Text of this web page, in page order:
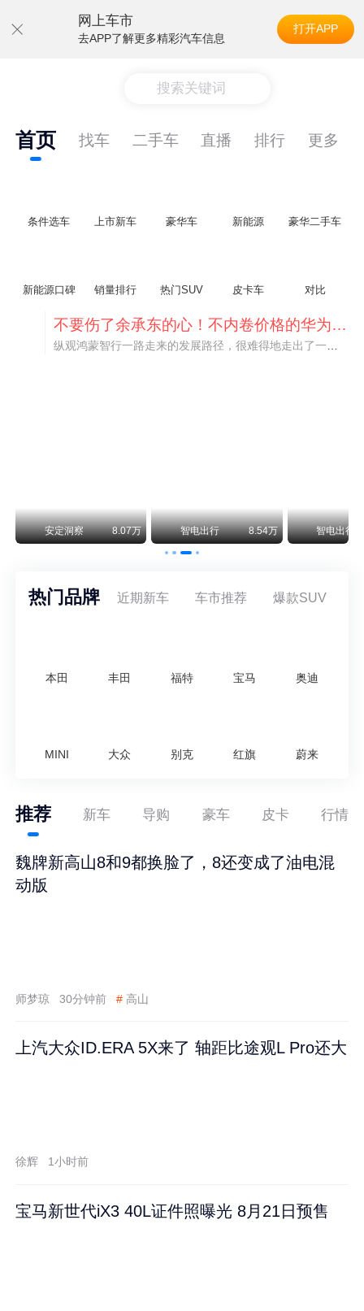
网上车市
去APP了解更多精彩汽车信息
打开APP
搜索关键词
首页 找车 二手车 直播 排行 更多
条件选车 上市新车 豪华车 新能源 豪华二手车
新能源口碑 销量排行 热门SUV 皮卡车 对比
纵观鸿蒙智行一路走来的发展路径，很难得地走出了一条和当下车市截然不同的道路：不靠降价走量、不参与低端价格厮杀，始终以技术迭代、架构创新、智能化体验升级、整车品质突破作为核心驱动力，稳步实现产品价值向上、品牌价格带稳步攀升。
阿斯顿·马丁退出北京市场 三家门店全部关闭
安定洞察 8.07万 智电出行 8.54万 智电出行
热门品牌 近期新车 车市推荐 爆款SUV
本田 丰田 福特 宝马 奥迪
MINI 大众 别克 红旗 蔚来
推荐 新车 导购 豪车 皮卡 行情
魏牌新高山8和9都换脸了，8还变成了油电混
动版
师梦琼 30分钟前 # 高山
上汽大众ID.ERA 5X来了 轴距比途观L Pro还大
徐辉 1小时前
宝马新世代iX3 40L证件照曝光 8月21日预售